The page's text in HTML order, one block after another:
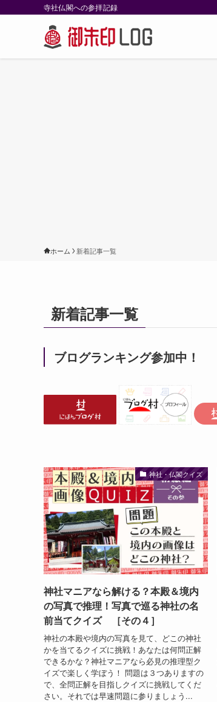
寺社仏閣への参拝記録
ホーム 新着記事一覧
新着記事一覧
ブログランキング参加中！
神社・仏閣クイズ
神社マニアなら解ける？本殿＆境内
の写真で推理！写真で巡る神社の名
前当てクイズ ［その４］
神社の本殿や境内の写真を見て、どこの神社
かを当てるクイズに挑戦！あなたは何問正解
できるかな？神社マニアなら必見の推理型ク
イズで楽しく学ぼう！ 問題は３つありますの
で、全問正解を目指しクイズに挑戦してくだ
さい。それでは早速問題に参りましょう...